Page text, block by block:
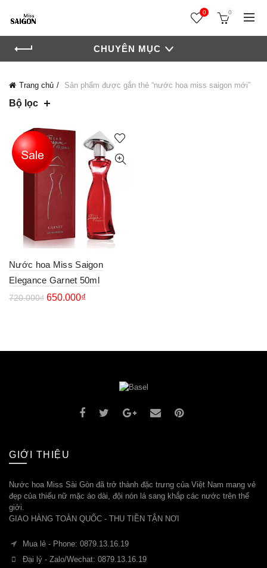
0 0
CHUYÊN MỤC
Trang chủ Sản phẩm được gắn thẻ “nước hoa miss saigon mới”
Bộ lọc
Nước hoa Miss Saigon
Elegance Garnet 50ml
720.000₫ 650.000₫
GIỚI THIỆU
Nước hoa Miss Sài Gòn đã trở thành đặc trưng của Việt Nam mang vẻ
đẹp của thiếu nữ mặc áo dài, đội nón lá sang khắp các nước trên thế
giới.
GIAO HÀNG TOÀN QUỐC - THU TIỀN TẬN NƠI
Mua lẻ - Phone: 0879.13.16.19
Đại lý - Zalo/Wechat: 0879.13.16.19